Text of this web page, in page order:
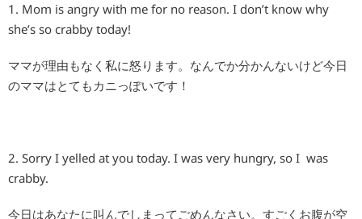
1. Mom is angry with me for no reason. I don’t know why
she’s so crabby today!
ママが理由もなく私に怒ります。なんでか分かんないけど今日
のママはとてもカニっぽいです！
2. Sorry I yelled at you today. I was very hungry, so I was
crabby.
今日はあなたに叫んでしまってごめんなさい。すごくお腹が空